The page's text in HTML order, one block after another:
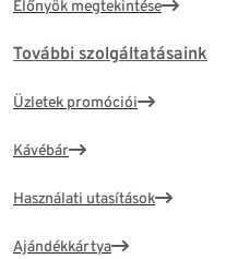
Előnyök megtekintése
További szolgáltatásaink
Üzletek promóciói
Kávébár
Használati utasítások
Ajándékkártya